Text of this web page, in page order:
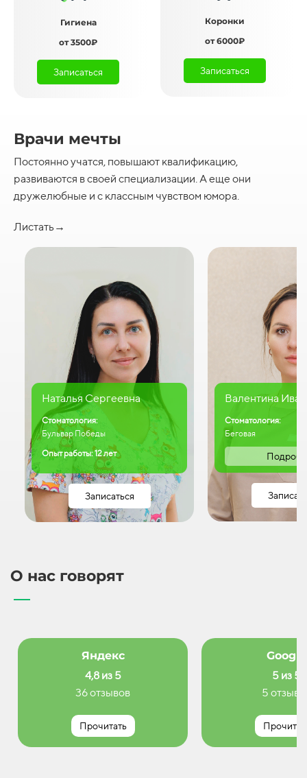
Гигиена
от 3500₽
Записаться
Коронки
от 6000₽
Записаться
Врачи мечты
Постоянно учатся, повышают квалификацию,
развиваются в своей специализации. А еще они
дружелюбные и с классным чувством юмора.
Листать→
Наталья Сергеевна
Стоматология:
Бульвар Победы
Опыт работы: 12 лет
Записаться
Валентина
Стоматология:
Беговая
О нас говорят
Яндекс
4,8 из 5
36 отзывов
Прочитать
Google
5 из 5
5